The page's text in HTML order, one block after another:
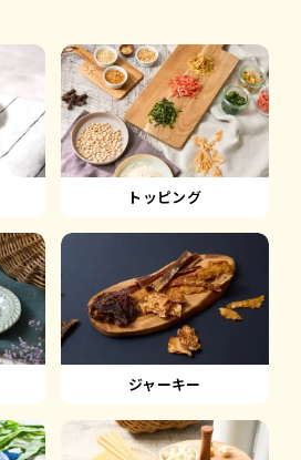
トッピング
ジャーキー